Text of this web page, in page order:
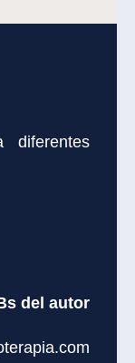
diferentes
del autor